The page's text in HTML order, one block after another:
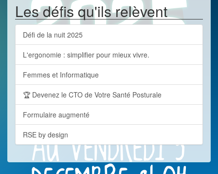
Les défis qu'ils relèvent
Défi de la nuit 2025
L'ergonomie : simplifier pour mieux vivre.
Femmes et Informatique
🏆 Devenez le CTO de Votre Santé Posturale
Formulaire augmenté
RSE by design